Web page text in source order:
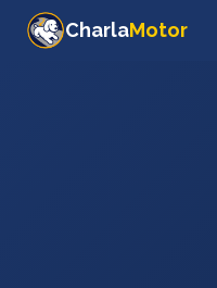
CharlaMotor